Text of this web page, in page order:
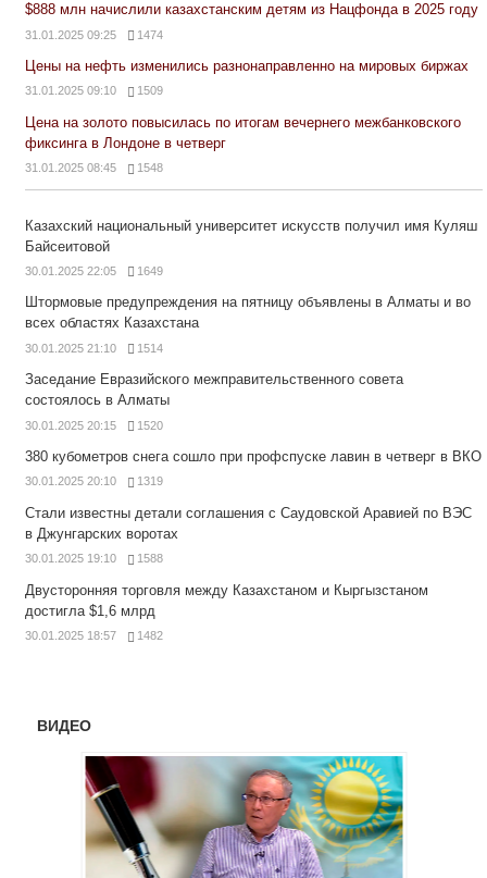
$888 млн начислили казахстанским детям из Нацфонда в 2025 году
31.01.2025 09:25 1474
Цены на нефть изменились разнонаправленно на мировых биржах
31.01.2025 09:10 1509
Цена на золото повысилась по итогам вечернего межбанковского
фиксинга в Лондоне в четверг
31.01.2025 08:45 1548
Казахский национальный университет искусств получил имя Куляш
Байсеитовой
30.01.2025 22:05 1649
Штормовые предупреждения на пятницу объявлены в Алматы и во
всех областях Казахстана
30.01.2025 21:10 1514
Заседание Евразийского межправительственного совета
состоялось в Алматы
30.01.2025 20:15 1520
380 кубометров снега сошло при профспуске лавин в четверг в ВКО
30.01.2025 20:10 1319
Стали известны детали соглашения с Саудовской Аравией по ВЭС
в Джунгарских воротах
30.01.2025 19:10 1588
Двусторонняя торговля между Казахстаном и Кыргызстаном
достигла $1,6 млрд
30.01.2025 18:57 1482
ВИДЕО